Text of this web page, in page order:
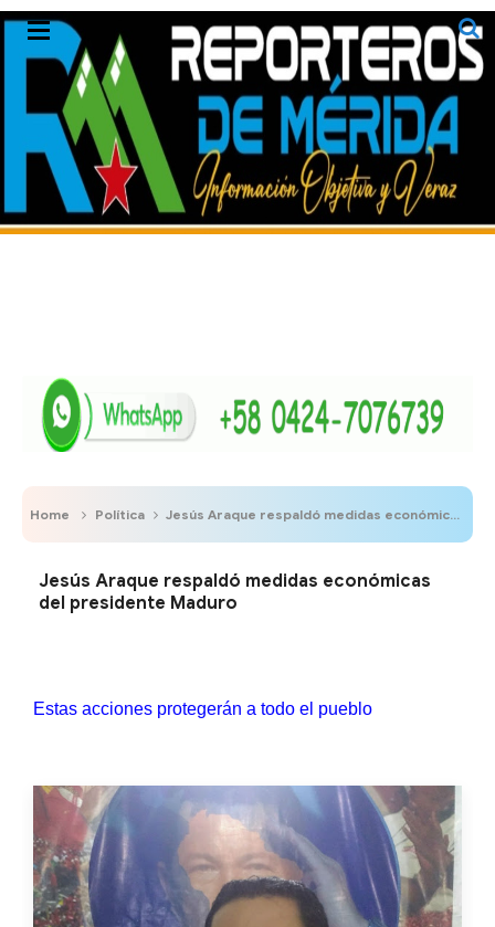
Home Política Jesús Araque respaldó medidas económicas del presidente Maduro
Jesús Araque respaldó medidas económicas
del presidente Maduro
Estas acciones protegerán a todo el pueblo